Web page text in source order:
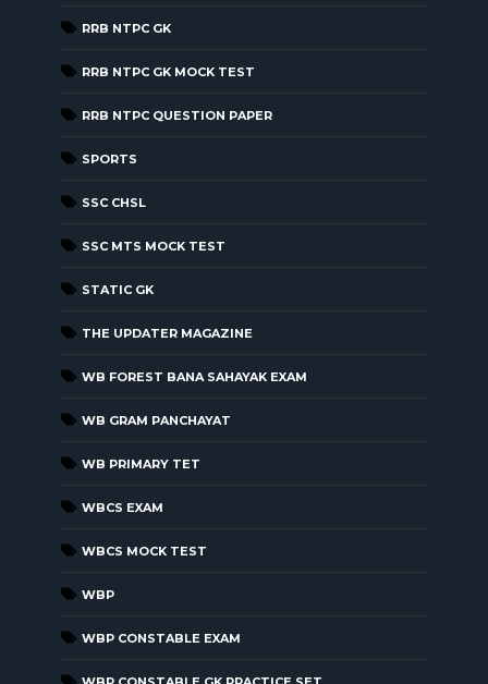
RRB NTPC GK
RRB NTPC GK MOCK TEST
RRB NTPC QUESTION PAPER
SPORTS
SSC CHSL
SSC MTS MOCK TEST
STATIC GK
THE UPDATER MAGAZINE
WB FOREST BANA SAHAYAK EXAM
WB GRAM PANCHAYAT
WB PRIMARY TET
WBCS EXAM
WBCS MOCK TEST
WBP
WBP CONSTABLE EXAM